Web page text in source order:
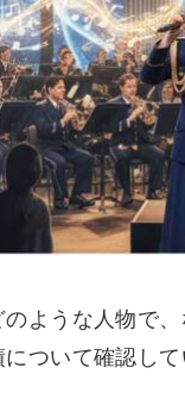
ような人物で
ついて確認して